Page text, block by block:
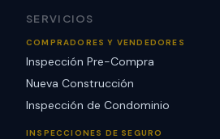
SERVICIOS
COMPRADORES Y VENDEDORES
Inspección Pre-Compra
Nueva Construcción
Inspección de Condominio
INSPECCIONES DE SEGURO